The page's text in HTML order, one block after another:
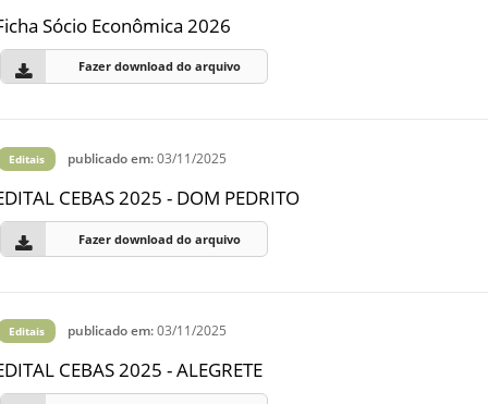
Sócio Econômica 2026
Fazer download do arquivo
Editais publicado em:03/11/2025
CEBAS 2025 - DOM PEDRITO
Fazer download do arquivo
Editais publicado em:03/11/2025
CEBAS 2025 - ALEGRETE